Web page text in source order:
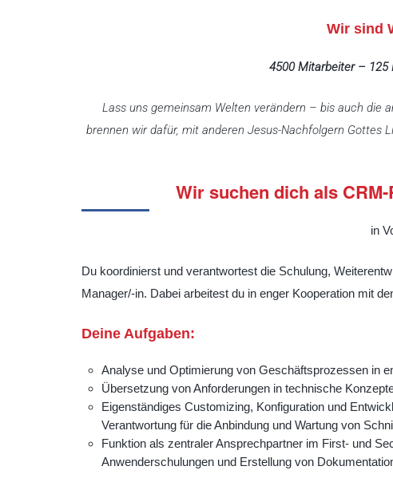
Wir sind
4500 Mitarbeiter – 125
Lass uns gemeinsam Welten verändern – bis auch die
brennen wir dafür, mit anderen Jesus-Nachfolgern Gottes
Wir suchen dich als
in
Du koordinierst und verantwortest die Schulung,
Manager/-in. Dabei arbeitest du in enger Kooperation mit
Deine Aufgaben:
Analyse und Optimierung von Geschäftsprozessen in
Übersetzung von Anforderungen in technische
Eigenständiges Customizing, Konfiguration und
Verantwortung für die Anbindung und Wartung von
Funktion als zentraler Ansprechpartner im First- und
Anwenderschulungen und Erstellung von